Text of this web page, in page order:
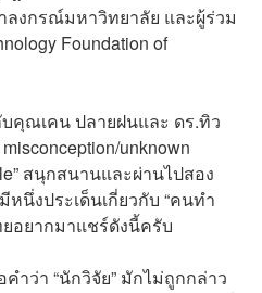
งกรณ์มหาวิทยาลัย และผู้ร่วม
Foundation of
คุณเคน ปลายฝนและ ดร.ทิว
unknown
สนุกสนานและผ่านไปสอง
นึ่งประเด็นเกี่ยวกับ “คนทำ
อยากมาแชร์ดังนี้ครับ
ว่า “นักวิจัย” มักไม่ถูกกล่าว